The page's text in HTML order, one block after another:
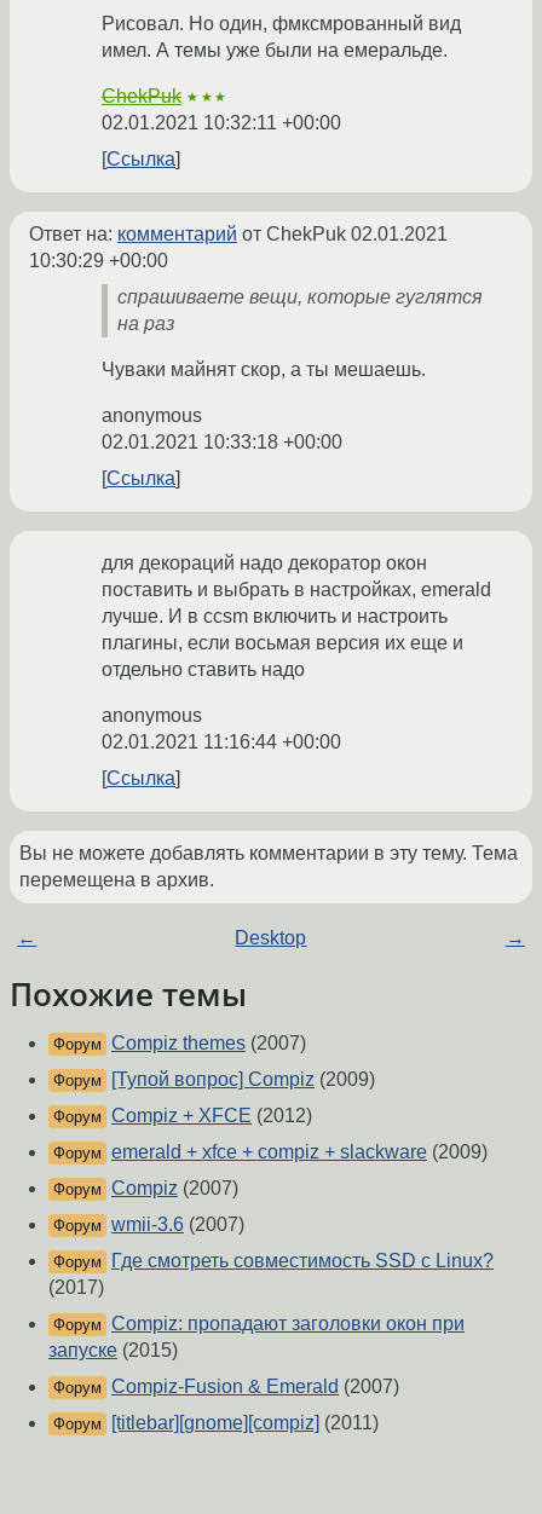
Рисовал. Но один, фмксмрованный вид
имел. А темы уже были на емеральде.
ChekPuk ★★★
02.01.2021 10:32:11 +00:00
Ссылка
Ответ на: комментарий от ChekPuk 02.01.2021
10:30:29 +00:00
спрашиваете вещи, которые гуглятся
на раз
Чуваки майнят скор, а ты мешаешь.
anonymous
02.01.2021 10:33:18 +00:00
Ссылка
для декораций надо декоратор окон
поставить и выбрать в настройках, emerald
лучше. И в ccsm включить и настроить
плагины, если восьмая версия их еще и
отдельно ставить надо
anonymous
02.01.2021 11:16:44 +00:00
Ссылка
Вы не можете добавлять комментарии в эту тему. Тема
перемещена в архив.
← Desktop →
Похожие темы
Форум Compiz themes (2007)
Форум [Тупой вопрос] Compiz (2009)
Форум Compiz + XFCE (2012)
Форум emerald + xfce + compiz + slackware (2009)
Форум Compiz (2007)
Форум wmii-3.6 (2007)
Форум
Где смотреть совместимость SSD с Linux?
(2017)
Форум Compiz: пропадают заголовки окон при
запуске (2015)
Форум Compiz-Fusion & Emerald (2007)
Форум [titlebar][gnome][compiz] (2011)